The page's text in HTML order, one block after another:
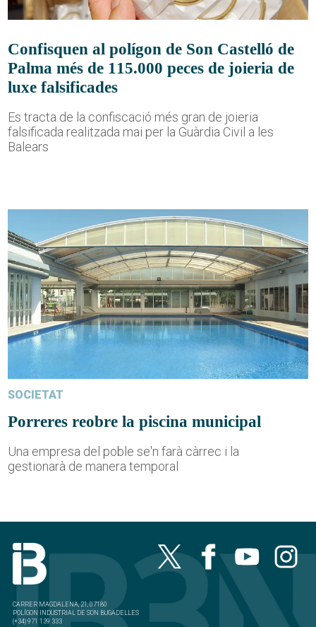
Confisquen al polígon de Son Castelló de
Palma més de 115.000 peces de joieria de
luxe falsificades
Es tracta de la confiscació més gran de joieria
falsificada realitzada mai per la Guàrdia Civil a les
Balears
SOCIETAT
Porreres reobre la piscina municipal
Una empresa del poble se'n farà càrrec i la
gestionarà de manera temporal
CARRER MAGDALENA, 21, 07180
POLÍGON INDUSTRIAL DE SON BUGADELLES
(+34) 971 139 333